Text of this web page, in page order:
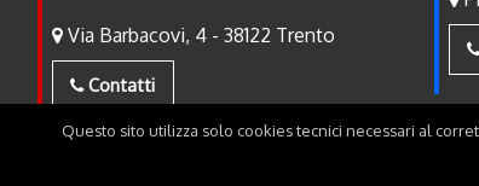
Via Barbacovi, 4 - 38122 Trento
Contatti
Questo sito utilizza solo cookies tecnici necessari al